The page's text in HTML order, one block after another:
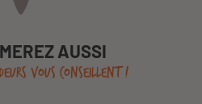
AUSSI
VOUS CONSEILLENT !